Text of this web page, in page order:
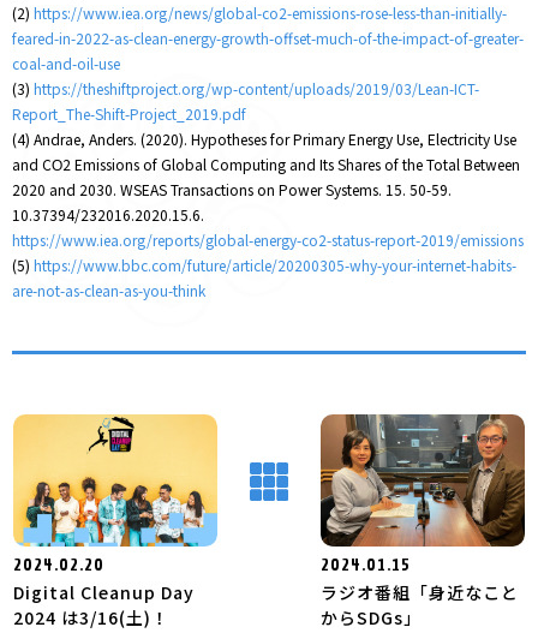
(2) https://www.iea.org/news/global-co2-emissions-rose-less-than-initially-
feared-in-2022-as-clean-energy-growth-offset-much-of-the-impact-of-greater-
coal-and-oil-use
(3) https://theshiftproject.org/wp-content/uploads/2019/03/Lean-ICT-
Report_The-Shift-Project_2019.pdf
(4) Andrae, Anders. (2020). Hypotheses for Primary Energy Use, Electricity Use
and CΟ2 Emissions of Global Computing and Its Shares of the Total Between
2020 and 2030. WSEAS Transactions on Power Systems. 15. 50-59.
10.37394/232016.2020.15.6.
https://www.iea.org/reports/global-energy-co2-status-report-2019/emissions
(5) https://www.bbc.com/future/article/20200305-why-your-internet-habits-
are-not-as-clean-as-you-think
2024.02.20
Digital Cleanup Day
2024 は3/16(土)！
2024.01.15
ラジオ番組「身近なこと
からSDGs」